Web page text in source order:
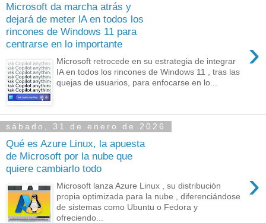
Microsoft da marcha atrás y
dejará de meter lA en todos los
rincones de Windows 11 para
centrarse en lo importante
›
Microsoft retrocede en su estrategia de integrar
IA en todos los rincones de Windows 11 , tras las
quejas de usuarios, para enfocarse en lo...
sábado, 31 de enero de 2026
Qué es Azure Linux, la apuesta
de Microsoft por la nube que
quiere cambiarlo todo
›
Microsoft lanza Azure Linux , su distribución
propia optimizada para la nube , diferenciándose
de sistemas como Ubuntu o Fedora y
ofreciendo...